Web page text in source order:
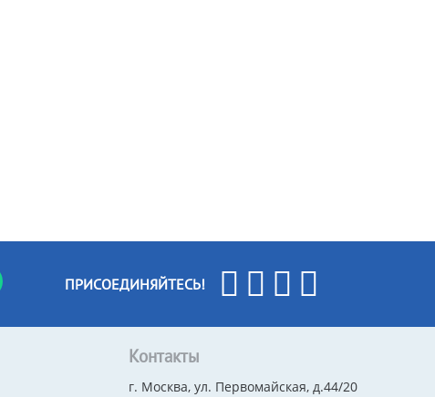
ПРИСОЕДИНЯЙТЕСЬ!
Контакты
г. Москва, ул. Первомайская, д.44/20